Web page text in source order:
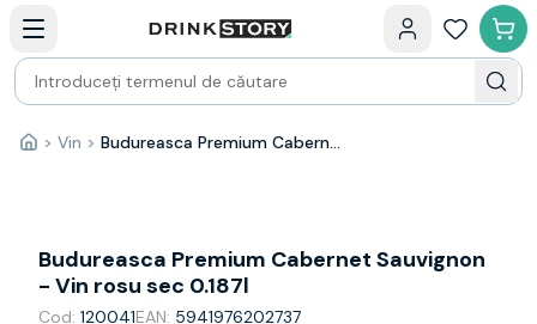
Bauturi fine — selectie
Produse Noi
Cosuri cadou
Pachete & Cadouri
Vin
Franta
Acasă
> Vin > Budureasca Premium Cabernet Sauvignon - Vin rosu sec 0.187l
Budureasca Premium Cabernet Sauvignon
- Vin rosu sec 0.187l
Cod: 120041EAN: 5941976202737